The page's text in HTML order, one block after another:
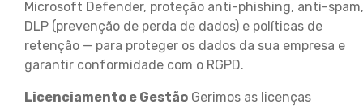
Microsoft Defender, proteção anti-phishing, anti-spam,
DLP (prevenção de perda de dados) e políticas de
retenção — para proteger os dados da sua empresa e
garantir conformidade com o RGPD.
Licenciamento e Gestão Gerimos as licenças